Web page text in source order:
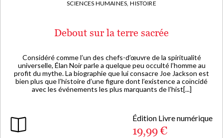
SCIENCES HUMAINES, HISTOIRE
Debout sur la terre sacrée
Considéré comme l’un des chefs-d’œuvre de la spiritualité
universelle, Élan Noir parle a quelque peu occulté l’homme au
profit du mythe. La biographie que lui consacre Joe Jackson est
bien plus que l’histoire d’une figure dont l’existence a coïncidé
avec les événements les plus marquants de l’hist[...]
Édition Livre numérique
19,99 €